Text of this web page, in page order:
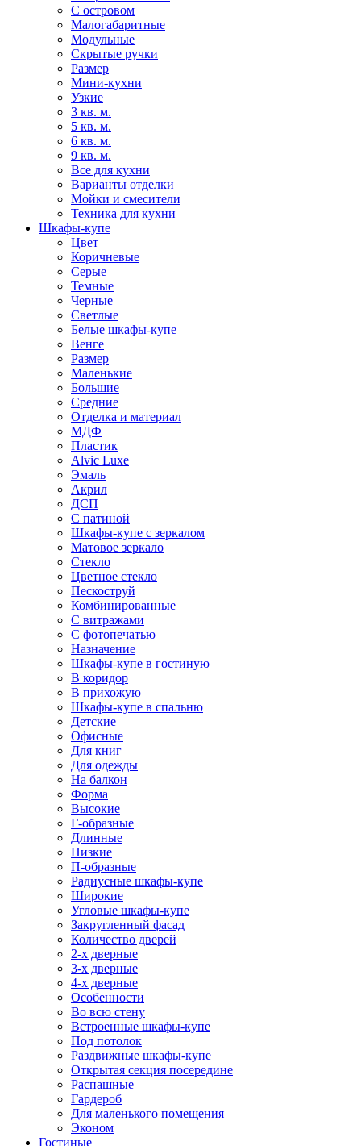
С островом
Малогабаритные
Модульные
Скрытые ручки
Размер
Мини-кухни
Узкие
3 кв. м.
5 кв. м.
6 кв. м.
9 кв. м.
Все для кухни
Варианты отделки
Мойки и смесители
Техника для кухни
Шкафы-купе
Цвет
Коричневые
Серые
Темные
Черные
Светлые
Белые шкафы-купе
Венге
Размер
Маленькие
Большие
Средние
Отделка и материал
МДФ
Пластик
Alvic Luxe
Эмаль
Акрил
ДСП
С патиной
Шкафы-купе с зеркалом
Матовое зеркало
Стекло
Цветное стекло
Пескоструй
Комбинированные
С витражами
С фотопечатью
Назначение
Шкафы-купе в гостиную
В коридор
В прихожую
Шкафы-купе в спальню
Детские
Офисные
Для книг
Для одежды
На балкон
Форма
Высокие
Г-образные
Длинные
Низкие
П-образные
Радиусные шкафы-купе
Широкие
Угловые шкафы-купе
Закругленный фасад
Количество дверей
2-х дверные
3-х дверные
4-х дверные
Особенности
Во всю стену
Встроенные шкафы-купе
Под потолок
Раздвижные шкафы-купе
Открытая секция посередине
Распашные
Гардероб
Для маленького помещения
Эконом
Гостиные